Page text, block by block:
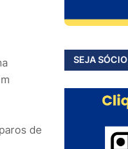
de
SEJA SÓCIO